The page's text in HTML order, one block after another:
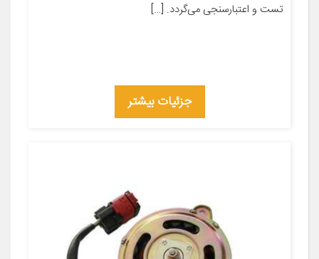
تست و اعتبار‌سنجی می‌گردد. […]
جزئیات بیشتر